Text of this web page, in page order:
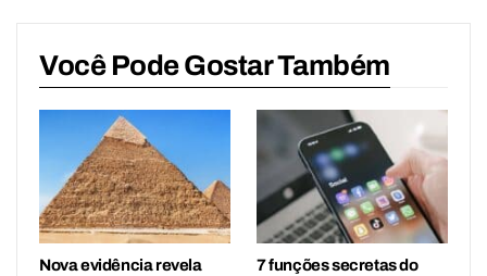
Você Pode Gostar Também
Nova evidência revela
7 funções secretas do